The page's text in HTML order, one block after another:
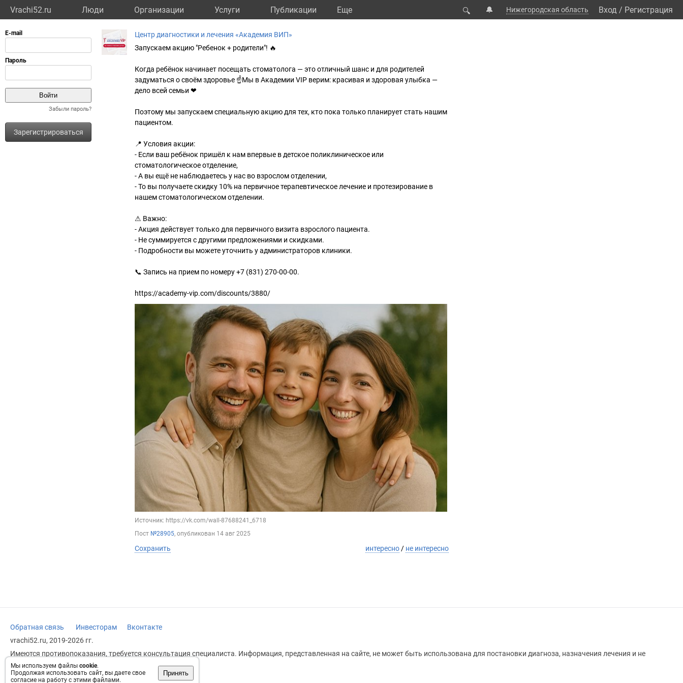
Vrachi52.ru Люди Организации Услуги Публикации Eще 🔍 🔔 Нижегородская область Вход / Регистрация
Забыли пароль?
Зарегистрироваться
Мы используем файлы cookie.
Продолжая использовать сайт, вы даете свое
согласие на работу с этими файлами.
Принять
Центр диагностики и лечения «Академия ВИП»
Запускаем акцию "Ребенок + родители"! 🔥
Когда ребёнок начинает посещать стоматолога — это отличный шанс и для родителей
задуматься о своём здоровье ☝Мы в Академии VIP верим: красивая и здоровая улыбка —
дело всей семьи ❤
Поэтому мы запускаем специальную акцию для тех, кто пока только планирует стать нашим
пациентом.
📍 Условия акции:
- Если ваш ребёнок пришёл к нам впервые в детское поликлиническое или
стоматологическое отделение,
- А вы ещё не наблюдаетесь у нас во взрослом отделении,
- То вы получаете скидку 10% на первичное терапевтическое лечение и протезирование в
нашем стоматологическом отделении.
⚠ Важно:
- Акция действует только для первичного визита взрослого пациента.
- Не суммируется с другими предложениями и скидками.
- Подробности вы можете уточнить у администраторов клиники.
📞 Запись на прием по номеру +7 (831) 270-00-00.
https://academy-vip.com/discounts/3880/
Источник: https://vk.com/wall-87688241_6718
Пост №28905, опубликован 14 авг 2025
Сохранить интересно/ не интересно
Обратная связь Инвесторам
Вконтакте
vrachi52.ru, 2019-2026 гг.
Имеются противопоказания, требуется консультация специалиста. Информация, представленная на сайте, не может быть использована для постановки диагноза, назначения лечения и не
заменяет прием врача.
Возрастное ограничение: 18+